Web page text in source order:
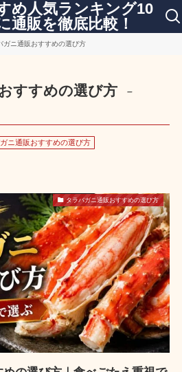
め人気ランキング10
通販を徹底比較！
ガニ通販おすすめの選び方
すすめの選び方
–
ニ通販おすすめの選び方
タラバガニ通販おすすめの選び方